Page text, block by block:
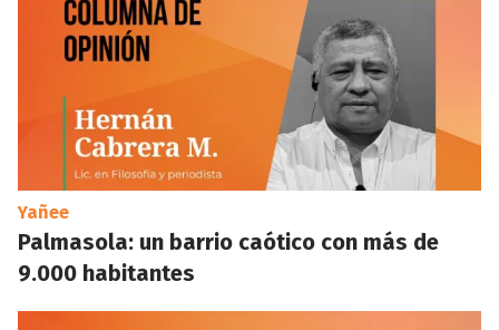
Yañee
Palmasola: un barrio caótico con más de
9.000 habitantes